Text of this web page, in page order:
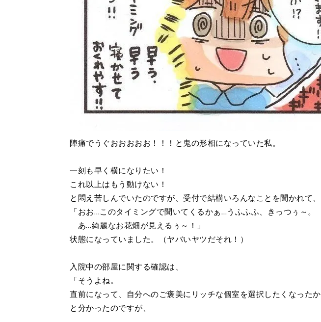
陣痛でうぐおおおおお！！！と鬼の形相になっていた私。
一刻も早く横になりたい！
これ以上はもう動けない！
と悶え苦しんでいたのですが、受付で結構いろんなことを聞かれて、
「おお…このタイミングで聞いてくるかぁ…うふふふ、きっつぅ～。
あ…綺麗なお花畑が見えるぅ～！」
状態になっていました。（ヤバいヤツだそれ！）
入院中の部屋に関する確認は、
「そうよね。
直前になって、自分へのご褒美にリッチな個室を選択したくなったか
と分かったのですが、